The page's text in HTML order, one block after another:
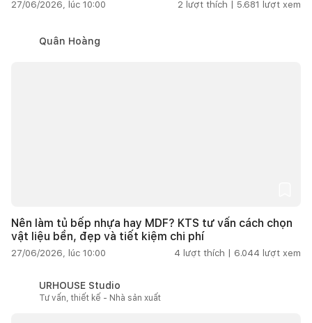
27/06/2026, lúc 10:00 2 lượt thích | 5.681 lượt xem
Quân Hoàng
Nên làm tủ bếp nhựa hay MDF? KTS tư vấn cách chọn
vật liệu bền, đẹp và tiết kiệm chi phí
27/06/2026, lúc 10:00 4 lượt thích | 6.044 lượt xem
URHOUSE Studio
Tư vấn, thiết kế - Nhà sản xuất